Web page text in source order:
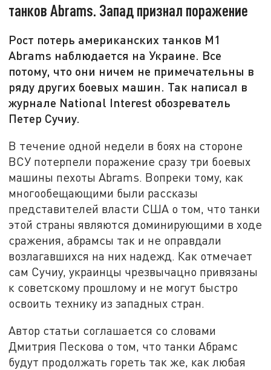
танков Abrams. Запад признал поражение
Рост потерь американских танков М1
Abrams наблюдается на Украине. Все
потому, что они ничем не примечательны в
ряду других боевых машин. Так написал в
журнале National Interest обозреватель
Петер Сучиу.
В течение одной недели в боях на стороне
ВСУ потерпели поражение сразу три боевых
машины пехоты Abrams. Вопреки тому, как
многообещающими были рассказы
представителей власти США о том, что танки
этой страны являются доминирующими в ходе
сражения, абрамсы так и не оправдали
возлагавшихся на них надежд. Как отмечает
сам Сучиу, украинцы чрезвычацно привязаны
к советскому прошлому и не могут быстро
освоить технику из западных стран.
Автор статьи соглашается со словами
Дмитрия Пескова о том, что танки Абрамс
будут продолжать гореть так же, как любая